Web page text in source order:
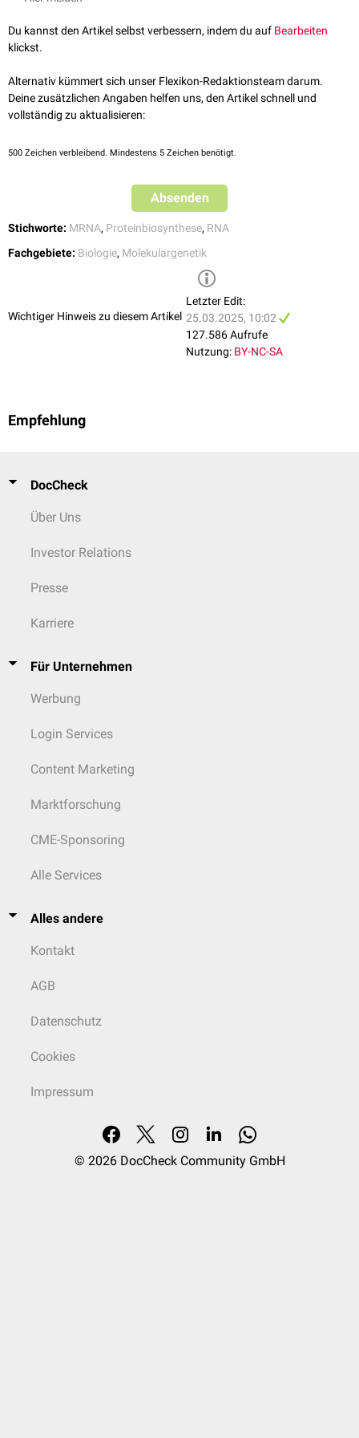
bestimmt. Neben der Länge des Adenin-Schwanzes sind auch andere
Sequenzen, welche die posttranskriptionale Kontrolle
beeinflussen,
beteiligt.
indem Sie die Anlagerung vonDeadenylasenan den Adenin-Schwanz
regulieren.
Du kannst den Artikel selbst verbessern, indem du auf Bearbeiten
klickst.
Alternativ kümmert sich unser Flexikon-Redaktionsteam darum.
Deine zusätzlichen Angaben helfen uns, den Artikel schnell und
vollständig zu aktualisieren:
500 Zeichen verbleibend. Mindestens 5 Zeichen benötigt.
Absenden
Stichworte: MRNA, Proteinbiosynthese, RNA
Fachgebiete: Biologie, Molekulargenetik
Wichtiger Hinweis zu diesem Artikel
Letzter Edit:
25.03.2025, 10:02
127.586 Aufrufe
Nutzung: BY-NC-SA
Empfehlung
DocCheck
Über Uns
Investor Relations
Presse
Karriere
Für Unternehmen
Werbung
Login Services
Content Marketing
Marktforschung
CME-Sponsoring
Alle Services
Alles andere
Kontakt
AGB
Datenschutz
Cookies
Impressum
© 2026 DocCheck Community GmbH